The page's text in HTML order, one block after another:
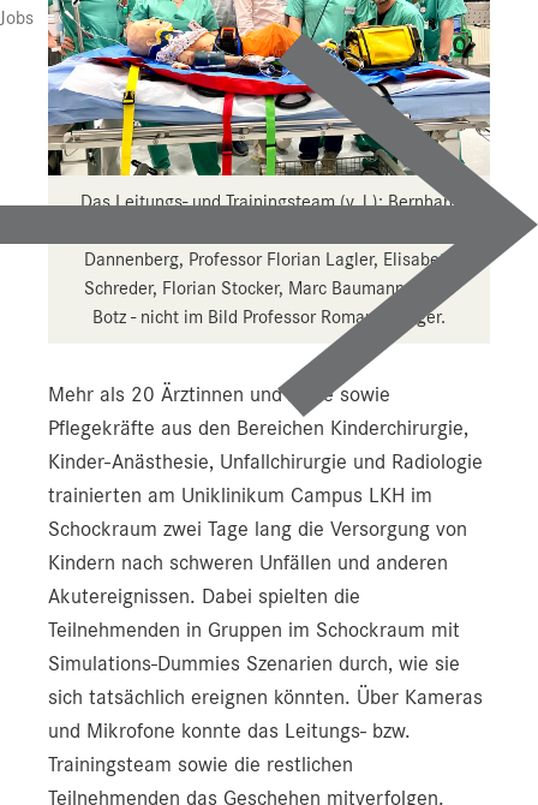
Jobs
Das Leitungs- und Trainingsteam (v. l.): Bernhard
Dannenberg, Professor Florian Lagler, Elisabeth
Schreder, Florian Stocker, Marc Baumann, Aurel
Botz - nicht im Bild Professor Roman Metzger.
Mehr als 20 Ärztinnen und Ärzte sowie
Pflegekräfte aus den Bereichen Kinderchirurgie,
Kinder-Anästhesie, Unfallchirurgie und Radiologie
trainierten am Uniklinikum Campus LKH im
Schockraum zwei Tage lang die Versorgung von
Kindern nach schweren Unfällen und anderen
Akutereignissen. Dabei spielten die
Teilnehmenden in Gruppen im Schockraum mit
Simulations-Dummies Szenarien durch, wie sie
sich tatsächlich ereignen könnten. Über Kameras
und Mikrofone konnte das Leitungs- bzw.
Trainingsteam sowie die restlichen
Teilnehmenden das Geschehen mitverfolgen.